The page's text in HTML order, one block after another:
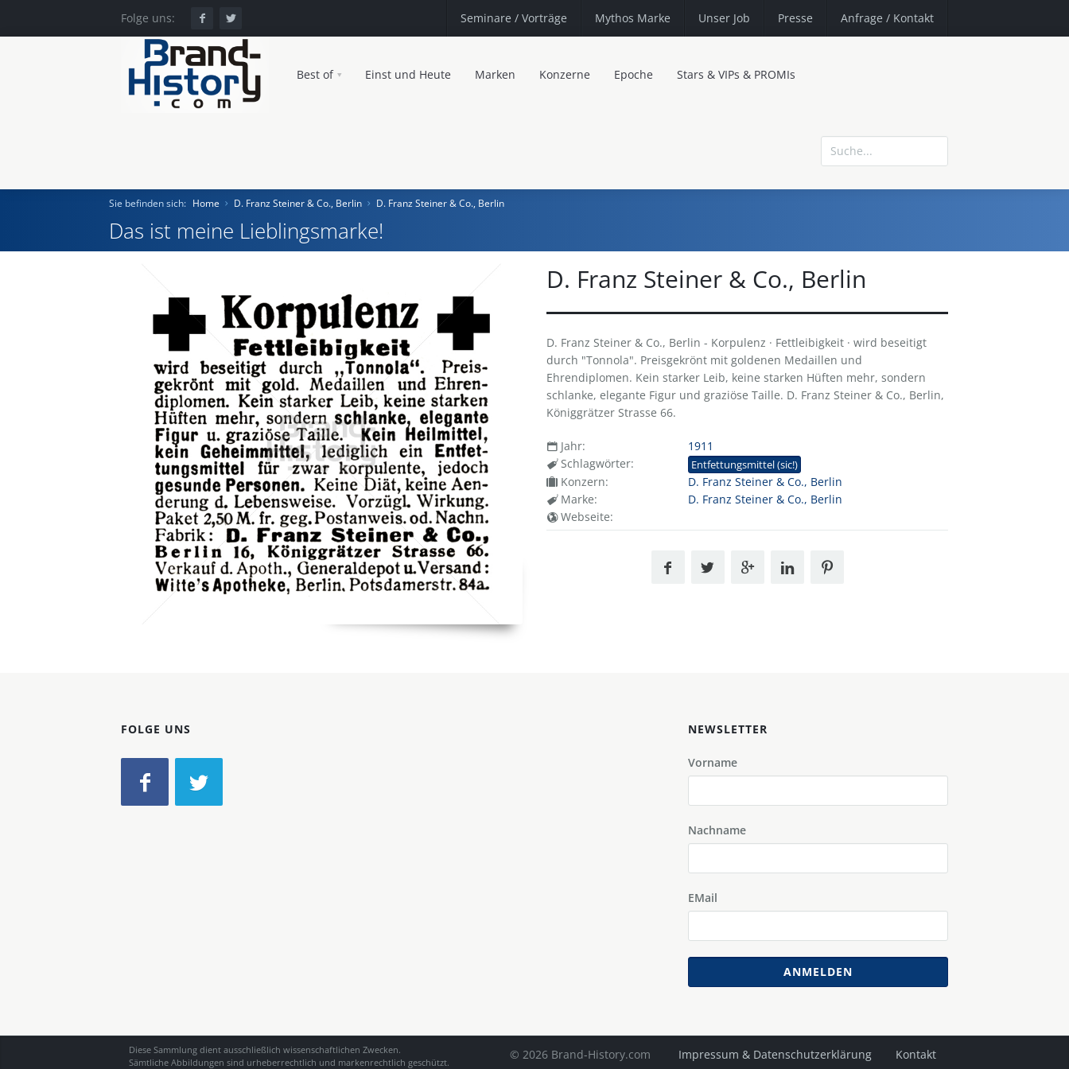
Folge uns: Seminare / Vorträge Mythos Marke Unser Job Presse Anfrage / Kontakt
Best of Einst und Heute Marken Konzerne Epoche Stars & VIPs & PROMIs
Einst und Heute
Marken
Konzerne
Epoche
Sie befinden sich: Home D. Franz Steiner & Co., Berlin D. Franz Steiner & Co., Berlin
Das ist meine Lieblingsmarke!
D. Franz Steiner & Co., Berlin
D. Franz Steiner & Co., Berlin - Korpulenz · Fettleibigkeit · wird beseitigt
durch "Tonnola". Preisgekrönt mit goldenen Medaillen und
Ehrendiplomen. Kein starker Leib, keine starken Hüften mehr, sondern
schlanke, elegante Figur und graziöse Taille. D. Franz Steiner & Co., Berlin,
Königgrätzer Strasse 66.
Jahr:
1911
Schlagwörter:
Entfettungsmittel (sic!)
Konzern:
D. Franz Steiner & Co., Berlin
Marke:
D. Franz Steiner & Co., Berlin
Webseite:
FOLGE UNS NEWSLETTER
Vorname
Nachname
EMail
ANMELDEN
Impressum & Datenschutzerklärung Kontakt
© 2026 Brand-History.com
Diese Sammlung dient ausschließlich wissenschaftlichen Zwecken.
Sämtliche Abbildungen sind urheberrechtlich und markenrechtlich geschützt.